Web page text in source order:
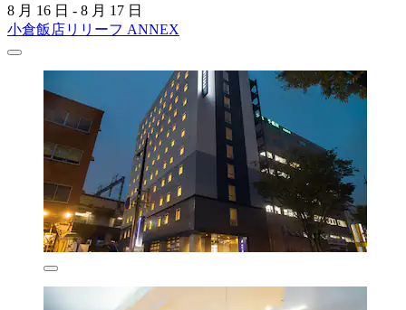
8 月 16 日 - 8 月 17 日
小倉飯店リリーフ ANNEX